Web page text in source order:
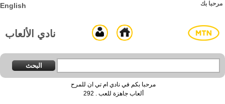
English مرحبا بك
نادي الألعاب
مرحبا بكم في نادي ام تي ان للمرح
292 ألعاب جاهزة للعب .